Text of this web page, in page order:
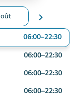
changer de
chevron_right
06:00–22:30
06:00–22:30
06:00–22:30
06:00–22:30